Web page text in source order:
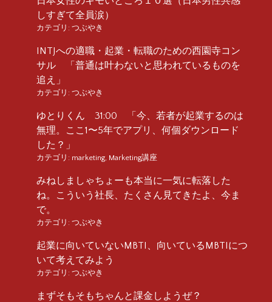
しすぎて全員涙）
カテゴリ: つぶやき
INTJへの適職・起業・転職のための西園寺コン
サル 「普通は叶わないと思われているものを
追え」
カテゴリ: つぶやき
ゆとりくん 31:00 「今、若者が起業するのは
無理。ここ1〜5年でアプリ、何個ダウンロード
した？」
カテゴリ: marketing Marketing講座
みねしましゃちょーも本当に一気に転落した
ね。こういう社長、たくさん見てきたよ、今ま
で。
カテゴリ: つぶやき
起業に向いていないMBTI、向いているMBTIにつ
いて考えてみよう
カテゴリ: つぶやき
まずそもそもちゃんと課金しようぜ？